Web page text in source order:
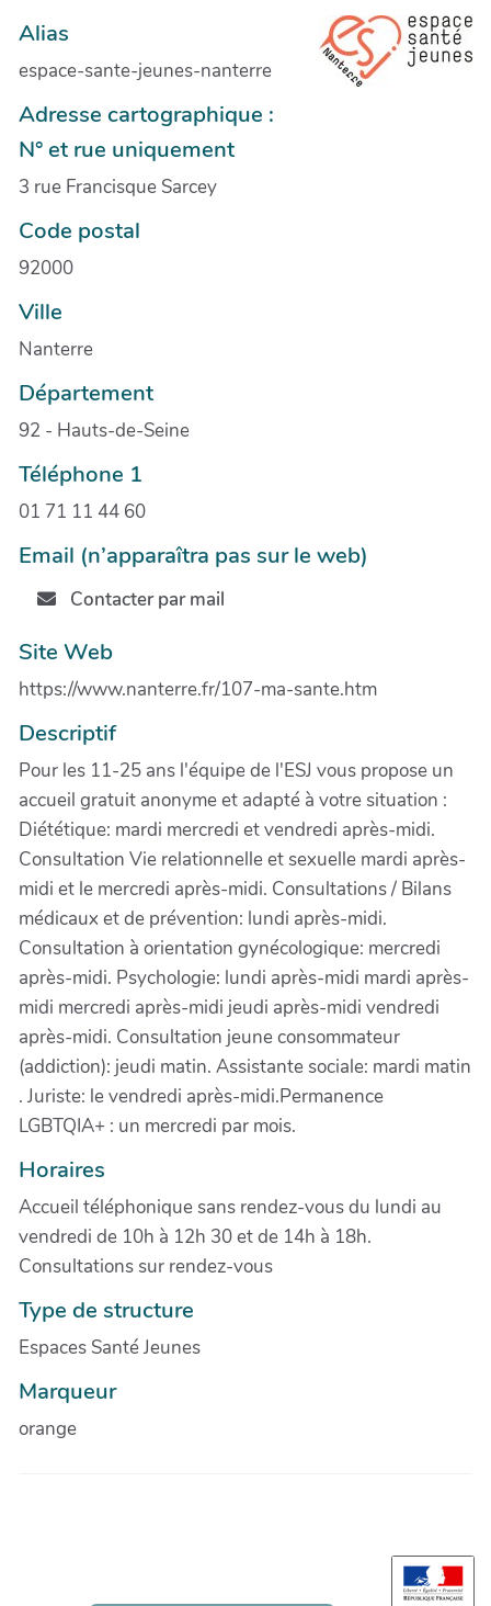
Alias
espace-sante-jeunes-nanterre
Adresse cartographique :
N° et rue uniquement
3 rue Francisque Sarcey
Code postal
92000
Ville
Nanterre
Département
92 - Hauts-de-Seine
Téléphone 1
01 71 11 44 60
Email (n’apparaîtra pas sur le web)
Contacter par mail
Site Web
https://www.nanterre.fr/107-ma-sante.htm
Descriptif
Pour les 11-25 ans l'équipe de l'ESJ vous propose un
accueil gratuit anonyme et adapté à votre situation :
Diététique: mardi mercredi et vendredi après-midi.
Consultation Vie relationnelle et sexuelle mardi après-
midi et le mercredi après-midi. Consultations / Bilans
médicaux et de prévention: lundi après-midi.
Consultation à orientation gynécologique: mercredi
après-midi. Psychologie: lundi après-midi mardi après-
midi mercredi après-midi jeudi après-midi vendredi
après-midi. Consultation jeune consommateur
(addiction): jeudi matin. Assistante sociale: mardi matin
. Juriste: le vendredi après-midi.Permanence
LGBTQIA+ : un mercredi par mois.
Horaires
Accueil téléphonique sans rendez-vous du lundi au
vendredi de 10h à 12h 30 et de 14h à 18h.
Consultations sur rendez-vous
Type de structure
Espaces Santé Jeunes
Marqueur
orange